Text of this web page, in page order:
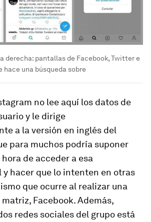
derecha: pantallas de Facebook, Twitter e
hace una búsqueda sobre
no lee aquí los datos de
y le dirige
a la versión en inglés del
para muchos podría suponer
de acceder a esa
hacer que lo intenten en otras
que ocurre al realizar una
Facebook. Además,
redes sociales del grupo está